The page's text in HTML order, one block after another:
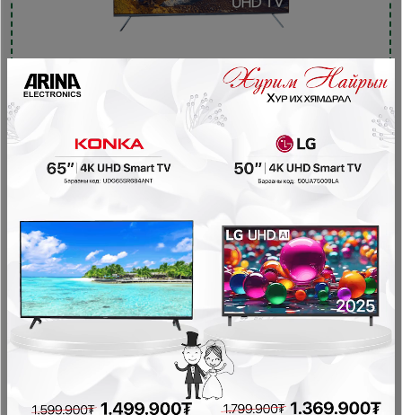
Skyworth 55'' 4K UHD Smart TV /55G66H/
1,499,900₮
- 200,000₮